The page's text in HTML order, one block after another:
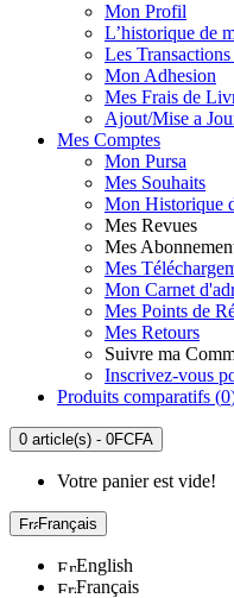
Mon Profil
L’historique de
Les
Mon Adhesion
Mes Frais de
Ajout/Mise a
Mes Comptes
Mon Pursa
Mes Souhaits
Mon Historique
Mes Revues
Mes
Mes
Mon Carnet
Mes Points de
Mes Retours
Suivre ma
Inscrivez-vous
Produits comparatifs (0
0 article(s) - 0FCFA
Votre panier est vide!
Français
English
Français